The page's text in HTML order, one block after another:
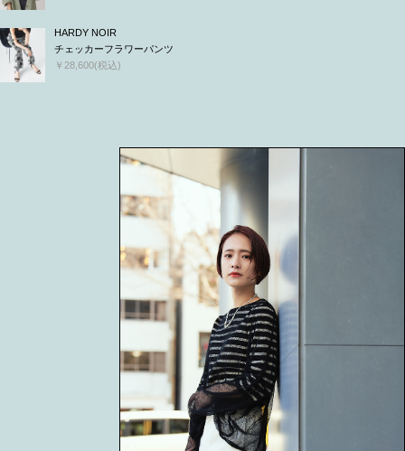
HARDY NOIR
チェッカーフラワーパンツ
￥28,600(税込)